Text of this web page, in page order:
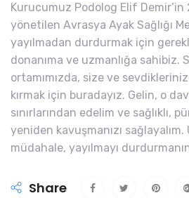
Kurucumuz Podolog Elif Demir’in
yönetilen Avrasya Ayak Sağlığı
yayılmadan durdurmak için
donanıma ve uzmanlığa sahibiz.
ortamımızda, size ve
kırmak için buradayız. Gelin, o
sınırlarından edelim ve sağlıklı,
yeniden kavuşmanızı
müdahale, yayılmayı
Share